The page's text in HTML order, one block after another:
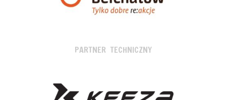
PARTNER TECHNICZNY